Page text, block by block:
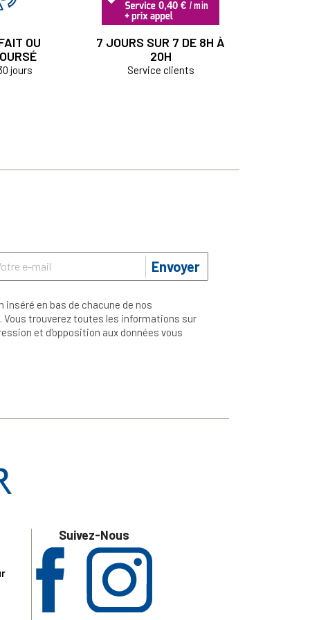
OU
jours
7 JOURS SUR 7 DE 8H À
20H
Service clients
Envoyer
en bas de chacune de nos
trouverez toutes les informations sur
et d'opposition aux données vous
Suivez-Nous